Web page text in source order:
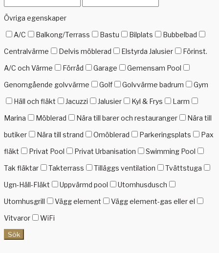
Övriga egenskaper
A/C
Balkong/Terrass Bastu Bilplats
Bubbelbad
Centralvärme
Delvis möblerad Elstyrda Jalusier
Förinst.
A/C och Värme
Förråd Garage
Gemensam Pool
Genomgående golvvärme
Golf Golvvärme badrum
Gym
Häll och fläkt
Jacuzzi Jalusier Kyl & Frys
Larm
Marina
Möblerad Nära till barer och restauranger
Nära till
butiker
Nära till strand Omöblerad Parkeringsplats
Pax
fläkt
Privat Pool Privat Urbanisation
Swimming Pool
Tak fläktar
Takterrass Tilläggs ventilation
Tvättstuga
Ugn-Häll-Fläkt
Uppvärmd pool
Utomhusdusch
Utomhusgrill
Vägg element
Vägg element-gas eller el
Vitvaror
WiFi
Sök